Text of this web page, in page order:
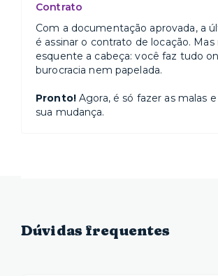
Contrato
Com a documentação aprovada, a
é assinar o contrato de locação. Mas
esquente a cabeça: você faz tudo
burocracia nem papelada.
Pronto!Agora, é só fazer as malas e
sua mudança.
Dúvidas frequentes